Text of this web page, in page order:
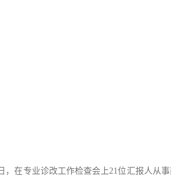
，在专业诊改工作检查会上21位汇报人从